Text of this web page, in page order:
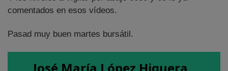
comentados en esos vídeos.
Pasad muy buen martes bursátil.
José María López Higuera